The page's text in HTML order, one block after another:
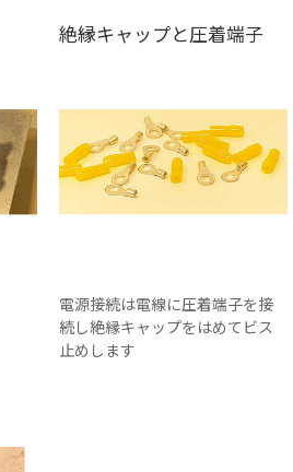
絶縁キャップと圧着端子
電源接続は電線に圧着端子を接
続し絶縁キャップをはめてビス
止めします